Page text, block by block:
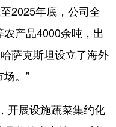
2025年底，公司全
产品4000余吨，出
萨克斯坦设立了海外
。”
展设施蔬菜集约化